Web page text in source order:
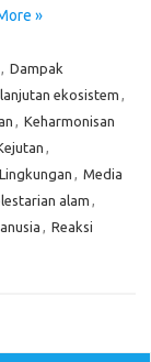
»
, Dampak
ekosistem ,
, Keharmonisan
,
Lingkungan , Media
alam ,
, Reaksi